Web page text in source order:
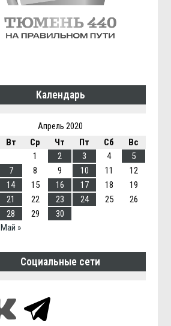
Календарь
Апрель 2020
Вт Ср Чт Пт Сб
Вс
1
2 3 4
5
7 8 9 10 11
12
14 15 16 17 18
19
21 22 23 24 25
26
28 29
30
Май »
Социальные сети